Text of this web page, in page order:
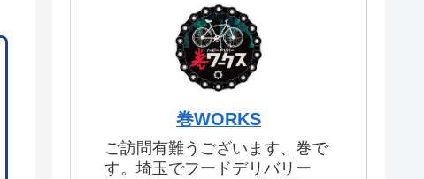
巻WORKS
ご訪問有難うございます、巻で
す。埼玉でフードデリバリー